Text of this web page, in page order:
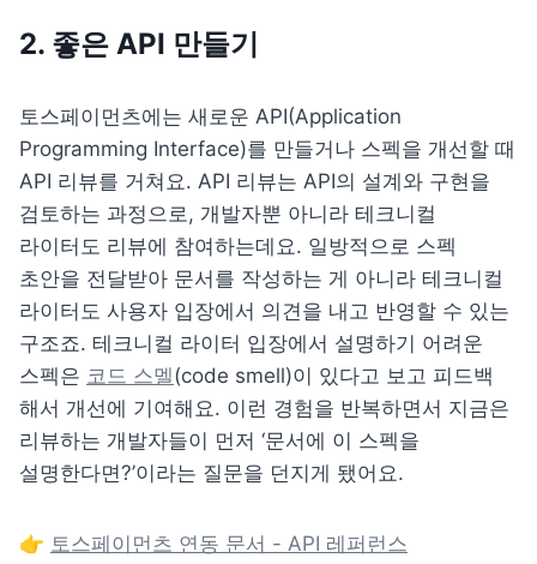
2. 좋은 API 만들기
토스페이먼츠에는 새로운 API(Application
Programming Interface)를 만들거나 스펙을 개선할 때
API 리뷰를 거쳐요. API 리뷰는 API의 설계와 구현을
검토하는 과정으로, 개발자뿐 아니라 테크니컬
라이터도 리뷰에 참여하는데요. 일방적으로 스펙
초안을 전달받아 문서를 작성하는 게 아니라 테크니컬
라이터도 사용자 입장에서 의견을 내고 반영할 수 있는
구조죠. 테크니컬 라이터 입장에서 설명하기 어려운
스펙은 코드 스멜(code smell)이 있다고 보고 피드백
해서 개선에 기여해요. 이런 경험을 반복하면서 지금은
리뷰하는 개발자들이 먼저 ‘문서에 이 스펙을
설명한다면?’이라는 질문을 던지게 됐어요.
👉 토스페이먼츠 연동 문서 - API 레퍼런스